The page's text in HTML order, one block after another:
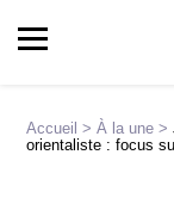
Accueil >À la une >
orientaliste : focus